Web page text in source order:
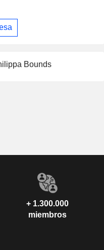
Bounds
+ 1.300.000
miembros